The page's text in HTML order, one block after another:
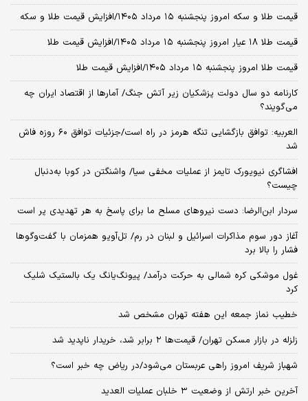
قیمت طلا و سکه امروز پنجشنبه ۱۵ مرداد ۱۴۰۵/افزایش قیمت طلا و سکه
قیمت طلا ۱۸ عیار امروز پنجشنبه ۱۵ مرداد ۱۴۰۵/افزایش قیمت طلا
قیمت طلا امروز پنجشنبه ۱۵ مرداد ۱۴۰۵/افزایش قیمت طلا
کارنامه دو سال دولت پزشکیان زیر آتش جنگ/ آمارها از اقتصاد ایران چه
می‌گویند؟
العربیه: توافق بازگشایی تنگه هرمز در راه است/جزئیات توافق ۶۰ روزه فاش
شد
افشاگری نیویورک تایمز از عملیات مخفی سیا/ واشنگتن در کوبا به‌دنبال
چیست؟
سردار ابن‌الرضا: دست نیروهای مسلح ما برای پاسخ به هر تهدیدی پر است
آغاز دور سوم مذاکرات اسرائیل و لبنان در رم/ تل‌آویو همزمان با گفت‌وگوها
فشار را بالا برد
غول موشکی کره شمالی به حرکت درآمد/ پیونگ‌یانگ یک بالستیک شلیک
کرد
خطیب نماز جمعه این هفته تهران مشخص شد
زلزله در بازار مسکن تهران/ قیمت‌ها ۲ برابر شد، خریدار ناپدید شد
شهباز شریف امروز راهی عربستان می‌شود/در ریاض چه خبر است؟
آخرین خبر ارتش از وضعیت ۳ خلبان عملیات العدید